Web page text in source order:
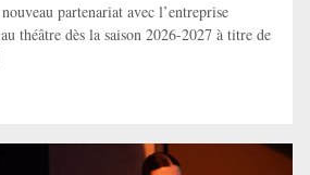
partenariat avec l’entreprise
théâtre dès la saison 2026-2027 à titre de